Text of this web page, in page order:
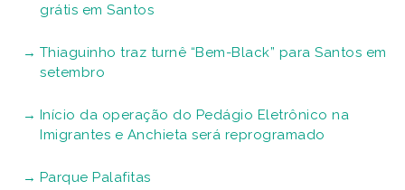
grátis em Santos
Thiaguinho traz turnê “Bem-Black” para Santos em
setembro
Início da operação do Pedágio Eletrônico na
Imigrantes e Anchieta será reprogramado
Parque Palafitas